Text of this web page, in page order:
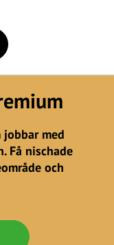
med
Få nischade
och